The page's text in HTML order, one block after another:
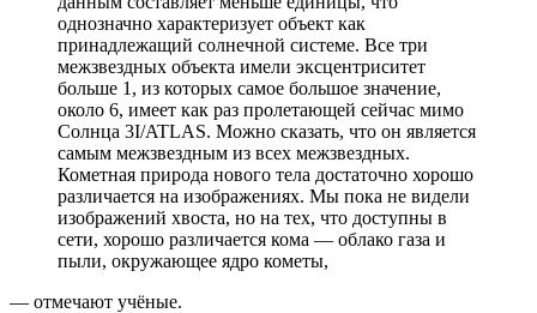
однозначно характеризует объект как
принадлежащий солнечной системе. Все три
межзвездных объекта имели эксцентриситет
больше 1, из которых самое большое значение,
около 6, имеет как раз пролетающей сейчас мимо
Солнца 3I/ATLAS. Можно сказать, что он является
самым межзвездным из всех межзвездных.
Кометная природа нового тела достаточно хорошо
различается на изображениях. Мы пока не видели
изображений хвоста, но на тех, что доступны в
сети, хорошо различается кома — облако газа и
пыли, окружающее ядро кометы,
— отмечают учёные.